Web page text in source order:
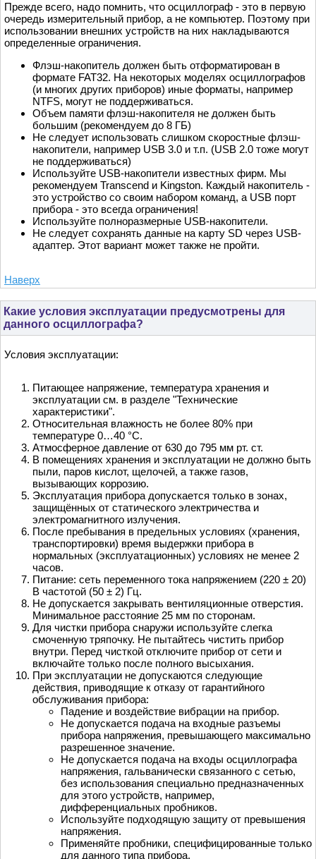
Прежде всего, надо помнить, что осциллограф - это в первую
очередь измерительный прибор, а не компьютер. Поэтому при
использовании внешних устройств на них накладываются
определенные ограничения.
Флэш-накопитель должен быть отформатирован в
формате FAT32. На некоторых моделях осциллографов
(и многих других приборов) иные форматы, например
NTFS, могут не поддерживаться.
Объем памяти флэш-накопителя не должен быть
большим (рекомендуем до 8 ГБ)
Не следует использовать слишком скоростные флэш-
накопители, например USB 3.0 и т.п. (USB 2.0 тоже могут
не поддерживаться)
Используйте USB-накопители известных фирм. Мы
рекомендуем Transcend и Kingston. Каждый накопитель -
это устройство со своим набором команд, а USB порт
прибора - это всегда ограничения!
Используйте полноразмерные USB-накопители.
Не следует сохранять данные на карту SD через USB-
адаптер. Этот вариант может также не пройти.
Наверх
Какие условия эксплуатации предусмотрены для
данного осциллографа?
Условия эксплуатации:
Питающее напряжение, температура хранения и
эксплуатации см. в разделе "Технические
характеристики".
Относительная влажность не более 80% при
температуре 0…40 °С.
Атмосферное давление от 630 до 795 мм рт. ст.
В помещениях хранения и эксплуатации не должно быть
пыли, паров кислот, щелочей, а также газов,
вызывающих коррозию.
Эксплуатация прибора допускается только в зонах,
защищённых от статического электричества и
электромагнитного излучения.
После пребывания в предельных условиях (хранения,
транспортировки) время выдержки прибора в
нормальных (эксплуатационных) условиях не менее 2
часов.
Питание: сеть переменного тока напряжением (220 ± 20)
В частотой (50 ± 2) Гц.
Не допускается закрывать вентиляционные отверстия.
Минимальное расстояние 25 мм по сторонам.
Для чистки прибора снаружи используйте слегка
смоченную тряпочку. Не пытайтесь чистить прибор
внутри. Перед чисткой отключите прибор от сети и
включайте только после полного высыхания.
При эксплуатации не допускаются следующие
действия, приводящие к отказу от гарантийного
обслуживания прибора:
Падение и воздействие вибрации на прибор.
Не допускается подача на входные разъемы
прибора напряжения, превышающего максимально
разрешенное значение.
Не допускается подача на входы осциллографа
напряжения, гальванически связанного с сетью,
без использования специально предназначенных
для этого устройств, например,
дифференциальных пробников.
Используйте подходящую защиту от превышения
напряжения.
Применяйте пробники, специфицированные только
для данного типа прибора.